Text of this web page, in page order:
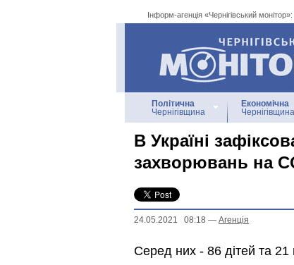
Інформ-агенція «Чернігівський монітор»:
Інформ-агенція
«Чернігівський
Політична
Чернігівщина
Економічна
Чернігівщина
В Україні
захворювань на
24.05.2021 08:18 — Агенцiя
Серед них - 86 дітей та 21